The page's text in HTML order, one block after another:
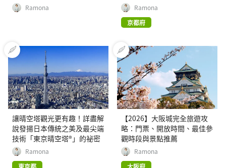
Ramona
Ramona
京都府
讓晴空塔觀光更有趣！詳盡解
說發揚日本傳統之美及最尖端
技術「東京晴空塔®」的祕密
Ramona
東京都
【2026】大阪城完全旅遊攻
略：門票、開放時間、最佳參
觀時段與景點推薦
Ramona
大阪府